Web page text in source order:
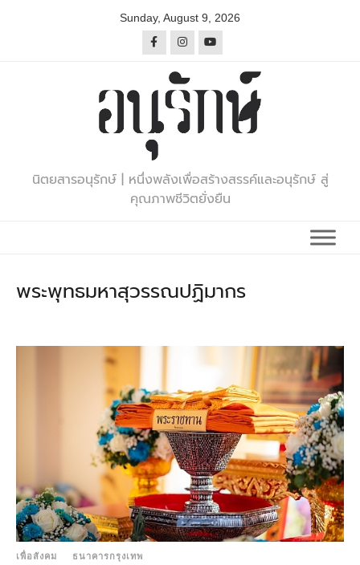
Sunday, August 9, 2026
นิตยสารอนุรักษ์ | หนึ่งพลังเพื่อสร้างสรรค์และอนุรักษ์ สู่
คุณภาพชีวิตยั่งยืน
พระพุทธมหาสุวรรณปฏิมากร
เพื่อสังคม ธนาคารกรุงเทพ